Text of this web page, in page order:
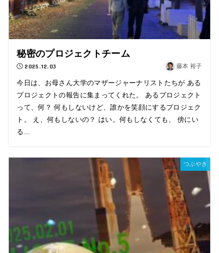
秘密のプロジェクトチーム
2025.12.03 藤本 裕子
今日は、お母さん大学のマザージャーナリストたちが ある
プロジェクトの報告に集まってくれた。 あるプロジェクト
って、何？ 何もしないけど、誰かを笑顔にするプロジェク
ト。 え、何もしないの？ はい。何もしなくても、 傍にい
る...
つぶやき